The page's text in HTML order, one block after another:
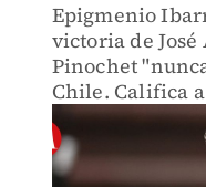
Epigmenio
victoria de
Pinochet
Chile. Califica
de Pinochet"
vigente su